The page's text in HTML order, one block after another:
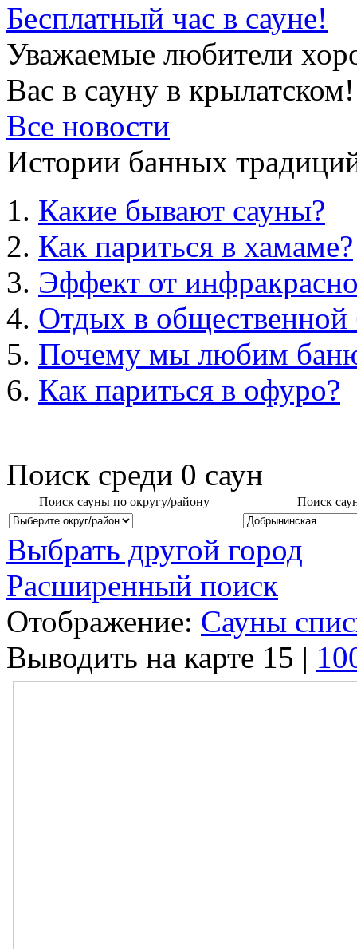
Бесплатный час в сауне!
Уважаемые любители
Вас в сауну в
Все новости
Истории банных
Какие бывают сауны?
Как париться в хамаме?
Эффект от
Отдых в общественной
Почему мы любим
Как париться в офуро?
Поиск среди 0 саун
Поиск сауны по округу/району Поиск
Выбрать другой город
Расширенный поиск
Отображение: Сауны
Выводить на карте 15 |